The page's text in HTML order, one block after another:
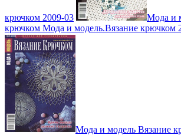
крючком 2009-03
Мода и
крючком Мода и модель.Вязание крючком
Мода и модель Вязание